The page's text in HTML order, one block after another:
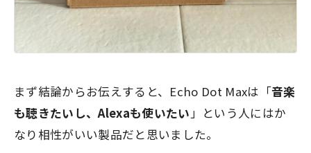
まず結論からお伝えすると、Echo Dot Maxは「音楽
も聴きたいし、Alexaも使いたい」という人にはか
なり相性がいい製品だと思いました。